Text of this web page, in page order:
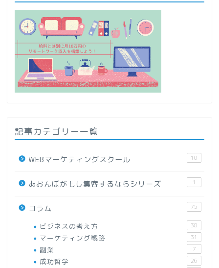
記事カテゴリー一覧
WEBマーケティングスクール 10
あおんぼがもし集客するならシリーズ 1
コラム 75
ビジネスの考え方 38
マーケティング戦略 31
副業 7
成功哲学 26